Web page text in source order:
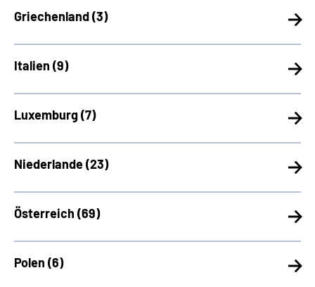
Griechenland (3)
Italien (9)
Luxemburg (7)
Niederlande (23)
Österreich (69)
Polen (6)